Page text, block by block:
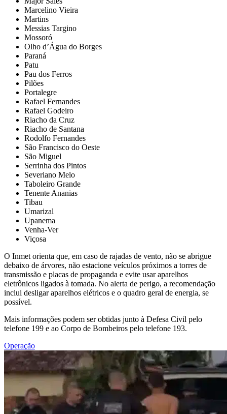
Marcelino Vieira
Martins
Messias Targino
Mossoró
Olho d’Água do Borges
Paraná
Patu
Pau dos Ferros
Pilões
Portalegre
Rafael Fernandes
Rafael Godeiro
Riacho da Cruz
Riacho de Santana
Rodolfo Fernandes
São Francisco do Oeste
São Miguel
Serrinha dos Pintos
Severiano Melo
Taboleiro Grande
Tenente Ananias
Tibau
Umarizal
Upanema
Venha-Ver
Viçosa
O Inmet orienta que, em caso de rajadas de vento, não se abrigue
debaixo de árvores, não estacione veículos próximos a torres de
transmissão e placas de propaganda e evite usar aparelhos
eletrônicos ligados à tomada. No alerta de perigo, a recomendação
inclui desligar aparelhos elétricos e o quadro geral de energia, se
possível.
Mais informações podem ser obtidas junto à Defesa Civil pelo
telefone 199 e ao Corpo de Bombeiros pelo telefone 193.
Operação